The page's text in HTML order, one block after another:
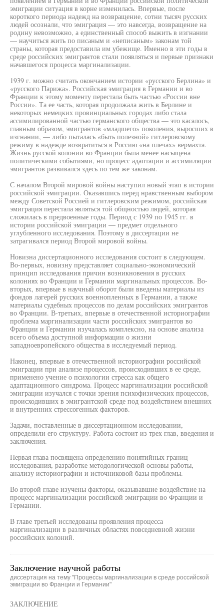
эмиграции ситуация в корне изменилась. Впервые, после
короткого периода надежд на возвращение, сотни тысяч русских
людей осознали, что эмиграция — это навсегда, возвращение на
родину невозможно, а единственный способ выжить в изгнании
— научиться жить по писаным и «неписаным» законам той
страны, которая предоставила им убежище. Именно в эти годы в
среде российских эмигрантов стали появляться и первые признаки
начавшегося процесса маргинализации.
1939 г. можно считать окончанием истории «русского Берлина» и
«русского Парижа». Российская эмиграция в Германии и во
Франции к этому моменту перестала быть частью «России вне
России». Та ее часть, которая продолжала жить в Берлине и
некоторых немецких провинциальных городах либо стала
ассимилированной частью германского общества — это касалось,
главным образом, эмигрантов «младшего» поколения, выросших в
изгнании, — либо пыталась «быть полезной» гитлеровскому
режиму в надежде возвратиться в Россию «на плечах» вермахта.
Жизнь русской колонии во Франции была менее насыщена
политическими событиями, но процесс адаптации и ассимиляции
эмигрантов развивался здесь по тем же законам.
С началом Второй мировой войны наступил новый этап в истории
российской эмиграции. Оказавшись перед нравственным выбором
между Советской Россией и гитлеровским режимом, российская
эмиграция перестала являться той общностью людей, которая
сложилась в предвоенные годы. Период с 1939 по 1945 гг. в
истории российской эмиграции — предмет отдельного
углубленного исследования. Поэтому в диссертации не
затрагивался период Второй мировой войны.
Новизна диссертационного исследования состоит в следующем.
Во-первых, новизну представляет социально-экономический
принцип исследования причин возникновения в русских
колониях во Франции и Германии маргинальных процессов. Во-
вторых, впервые в научный оборот были введены материалы из
фондов лагерей русских военнопленных в Германии, а также
материалы судебных процессов по делам российских эмигрантов
во Франции. В-третьих, впервые в отечественной историографии
проблема маргинализации части российских эмигрантов во
Франции и Германии изучалась комплексно, на основе анализа
всего объема доступной информации о жизни
западноевропейского общества в исследуемый период.
Наконец, впервые в отечественной историографии российской
эмиграции при анализе процессов, происходивших в ее среде,
применено учение о психологии стресса как общего
адаптационного синдрома. Процесс маргинализации российской
эмиграции изучался с точки зрения психофизических процессов,
происходивших в эмигрантской среде под воздействием внешних
и внутренних стрессогенных факторов.
Задачи, поставленные в диссертационном исследовании,
определили его структуру. Работа состоит из трех глав, введения и
заключения.
Первая глава посвящена определению понятийных границ
исследования, разработке методологической основы работы,
анализу историографии и источниковой базы проблемы.
Во второй главе изучены факторы, оказывавшие воздействие на
процесс маргинализации российской эмиграции во Франции и
Германии.
В главе третьей исследованы проявления процесса
маргинализации в различных областях повседневной жизни
российских колоний.
Заключение научной работы
диссертация на тему "Процессы маргинализации в среде российской
эмиграции во Франции и Германии"
ЗАКЛЮЧЕНИЕ